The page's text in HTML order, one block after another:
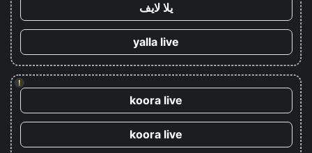
يلا لايف
yalla live
!
koora live
koora live